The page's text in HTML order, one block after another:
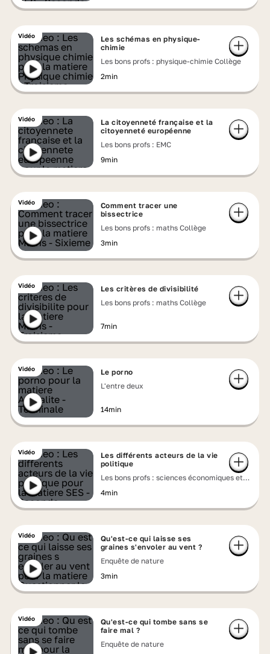
Vidéo
Les schémas en physique-
chimie
Les bons profs : physique-chimie Collège
2min
Vidéo
La citoyenneté française et la
citoyenneté européenne
Les bons profs : EMC
9min
Vidéo
Comment tracer une
bissectrice
Les bons profs : maths Collège
3min
Vidéo
Les critères de divisibilité
Les bons profs : maths Collège
7min
Vidéo
Le porno
L'entre deux
14min
Vidéo
Les différents acteurs de la vie
politique
Les bons profs : sciences économiques et
4min
Vidéo
Qu'est-ce qui laisse ses
graines s'envoler au vent ?
Enquête de nature
3min
Vidéo
Qu'est-ce qui tombe sans se
faire mal ?
Enquête de nature